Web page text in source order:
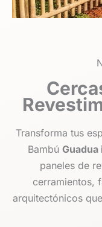
Transforma tus
Bambú Guadua
paneles de
cerramientos,
arquitectónicos